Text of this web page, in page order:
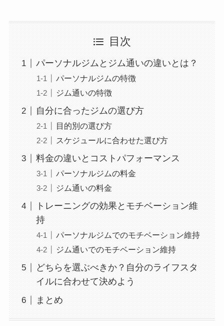
目次
パーソナルジムとジム通いの違いとは？
パーソナルジムの特徴
ジム通いの特徴
自分に合ったジムの選び方
目的別の選び方
スケジュールに合わせた選び方
料金の違いとコストパフォーマンス
パーソナルジムの料金
ジム通いの料金
トレーニングの効果とモチベーション維
持
パーソナルジムでのモチベーション維持
ジム通いでのモチベーション維持
どちらを選ぶべきか？自分のライフスタ
イルに合わせて決めよう
まとめ